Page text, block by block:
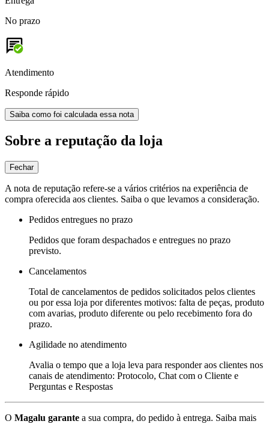
No prazo
Atendimento
Responde rápido
Saiba como foi calculada essa nota
Sobre a reputação da loja
Fechar
A nota de reputação refere-se a vários critérios na experiência de
compra oferecida aos clientes. Saiba o que levamos a consideração.
Pedidos entregues no prazo
Pedidos que foram despachados e entregues no prazo
previsto.
Cancelamentos
Total de cancelamentos de pedidos solicitados pelos clientes
ou por essa loja por diferentes motivos: falta de peças, produto
com avarias, produto diferente ou pelo recebimento fora do
prazo.
Agilidade no atendimento
Avalia o tempo que a loja leva para responder aos clientes nos
canais de atendimento: Protocolo, Chat com o Cliente e
Perguntas e Respostas
O Magalu garante a sua compra, do pedido à entrega. Saiba mais